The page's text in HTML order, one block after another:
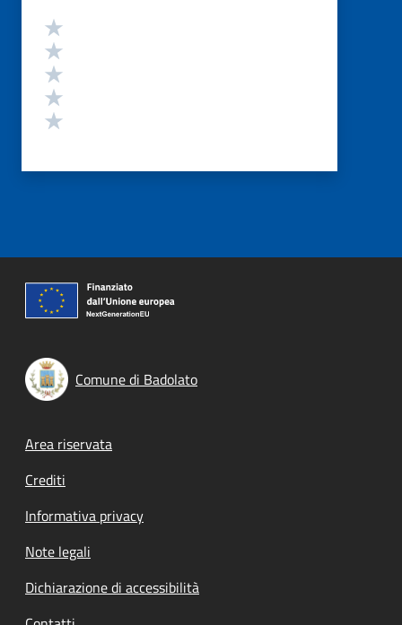
Valutazione
Comune di Badolato
Footer menu
Area riservata
Crediti
Informativa privacy
Note legali
Dichiarazione di accessibilità